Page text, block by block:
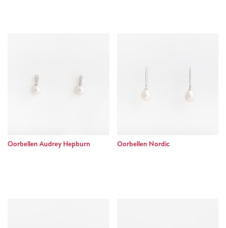
Oorbellen Audrey Hepburn Oorbellen Nordic